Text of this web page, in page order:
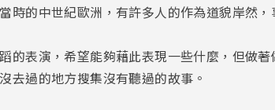
時的中世紀歐洲，有許多人的作為道貌岸然
的表演，希望能夠藉此表現一些什麼，但做著
去過的地方搜集沒有聽過的故事。